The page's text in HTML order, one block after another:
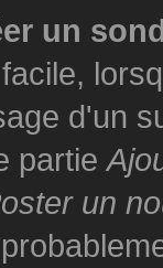
un
d'un
partie
un